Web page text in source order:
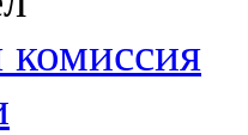
комиссия